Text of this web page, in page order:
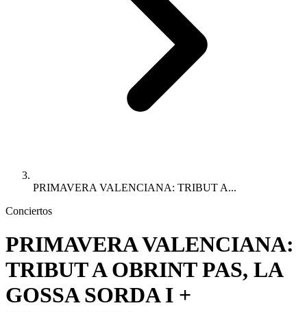
PRIMAVERA VALENCIANA: TRIBUT A...
Conciertos
PRIMAVERA VALENCIANA:
TRIBUT A OBRINT PAS, LA
GOSSA SORDA I +